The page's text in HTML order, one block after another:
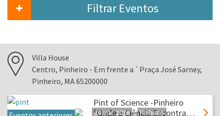
Filtrar Eventos
Villa House
Centro, Pinheiro - Em frente a `Praça José Sarney,
Pinheiro, MA 65200000
Pint of Science -Pinheiro
"Onde a Ciência Encontra…
20 mai. 2026 Pinheiro